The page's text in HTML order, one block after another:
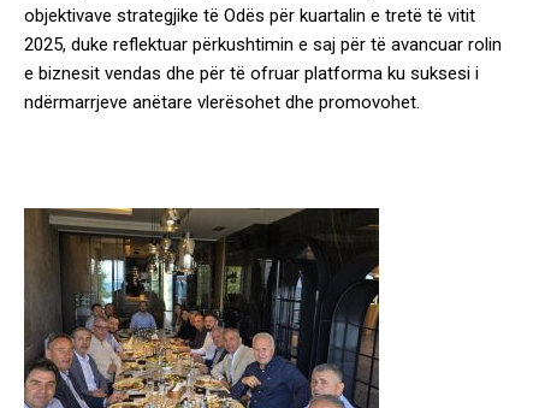
objektivave strategjike të Odës për kuartalin e tretë të vitit
2025, duke reflektuar përkushtimin e saj për të avancuar rolin
e biznesit vendas dhe për të ofruar platforma ku suksesi i
ndërmarrjeve anëtare vlerësohet dhe promovohet.